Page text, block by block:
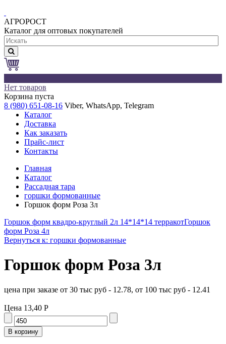
АГРОРОСТ
Каталог для оптовых покупателей
Нет товаров
Корзина пуста
8 (980) 651-08-16 Viber, WhatsApp, Telegram
Каталог
Доставка
Как заказать
Прайс-лист
Контакты
Главная
Каталог
Рассадная тара
горшки формованные
Горшок форм Роза 3л
Горшок форм квадро-круглый 2л 14*14*14 терракотГоршок
форм Роза 4л
Вернуться к: горшки формованные
Горшок форм Роза 3л
цена при заказе от 30 тыс руб - 12.78, от 100 тыс руб - 12.41
Цена 13,40 Р